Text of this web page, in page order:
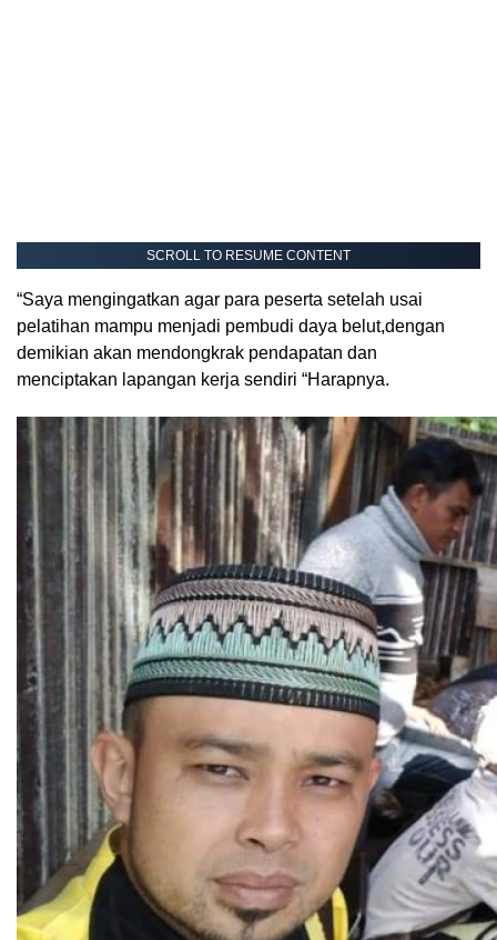
SCROLL TO RESUME CONTENT
“Saya mengingatkan agar para peserta setelah usai
pelatihan mampu menjadi pembudi daya belut,dengan
demikian akan mendongkrak pendapatan dan
menciptakan lapangan kerja sendiri “Harapnya.